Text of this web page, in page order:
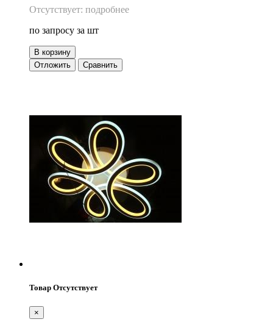
Отсутствует: подробнее
по запросу за шт
В корзину
Отложить
Сравнить
Товар Отсутствует
×